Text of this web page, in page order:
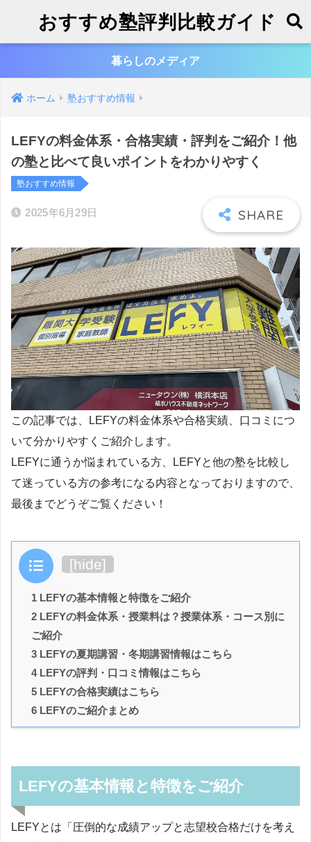
おすすめ塾評判比較ガイド
暮らしのメディア
ホーム 塾おすすめ情報
LEFYの料金体系・合格実績・評判をご紹介！他
の塾と比べて良いポイントをわかりやすく
塾おすすめ情報
2025年6月29日
この記事では、LEFYの料金体系や合格実績、口コミにつ
いて分かりやすくご紹介します。
LEFYに通うか悩まれている方、LEFYと他の塾を比較し
て迷っている方の参考になる内容となっておりますので、
最後までどうぞご覧ください！
目次 [hide]
1 LEFYの基本情報と特徴をご紹介
2 LEFYの料金体系・授業料は？授業体系・コース別に
ご紹介
3 LEFYの夏期講習・冬期講習情報はこちら
4 LEFYの評判・口コミ情報はこちら
5 LEFYの合格実績はこちら
6 LEFYのご紹介まとめ
LEFYの基本情報と特徴をご紹介
LEFYとは「圧倒的な成績アップと志望校合格だけを考え